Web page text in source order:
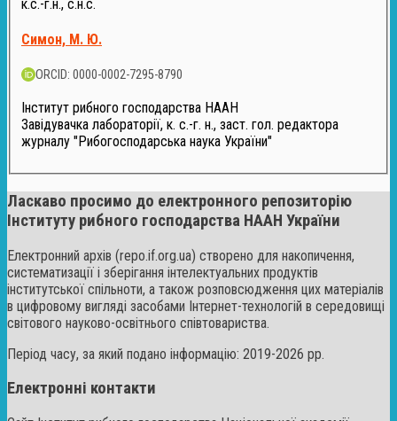
к.с.-г.н., с.н.с.
Симон, М. Ю.
ORCID: 0000-0002-7295-8790
Інститут рибного господарства НААН
Завідувачка лабораторії, к. с.-г. н., заст. гол. редактора
журналу "Рибогосподарська наука України"
Ласкаво просимо до електронного репозиторію
Інституту рибного господарства НААН України
Електронний архів (repo.if.org.ua) створено для накопичення,
систематизації і зберігання інтелектуальних продуктів
інститутської спільноти, а також розповсюдження цих матеріалів
в цифровому вигляді засобами Інтернет-технологій в середовищі
світового науково-освітнього співтовариства.
Період часу, за який подано інформацію: 2019-2026 рр.
Електронні контакти